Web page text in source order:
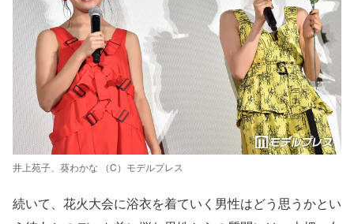
井上苑子、葵わかな （C）モデルプレス
続いて、花火大会に浴衣を着ていく男性はどう思うかとい